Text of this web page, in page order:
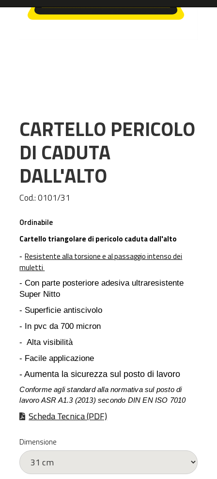
CARTELLO PERICOLO
DI CADUTA
DALL'ALTO
Cod.:0101/31
Ordinabile
Cartello triangolare di pericolo caduta dall'alto
-Resistente alla torsione e al passaggio intenso dei
muletti
- Con parte posteriore adesiva ultraresistente
Super Nitto
- Superficie antiscivolo
- In pvc da 700 micron
- Alta visibilità
- Facile applicazione
- Aumenta la sicurezza sul posto di lavoro
Conforme agli standard alla normativa sul posto di
lavoro ASR A1.3 (2013) secondo DIN EN ISO 7010
Scheda Tecnica (PDF)
Dimensione